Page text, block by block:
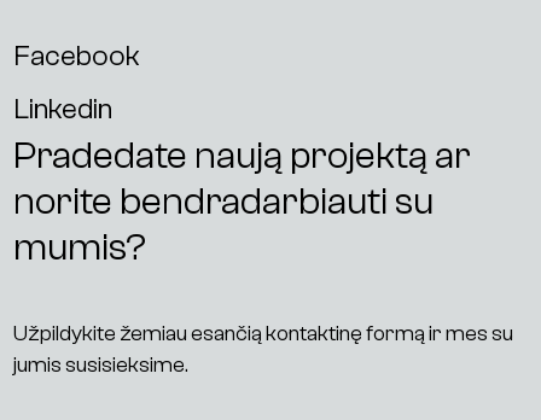
Paslaugo
Facebook
Linkedin
Pradedate naują projektą ar
norite bendradarbiauti su
mumis?
Užpildykite žemiau esančią kontaktinę formą ir mes su
jumis susisieksime.